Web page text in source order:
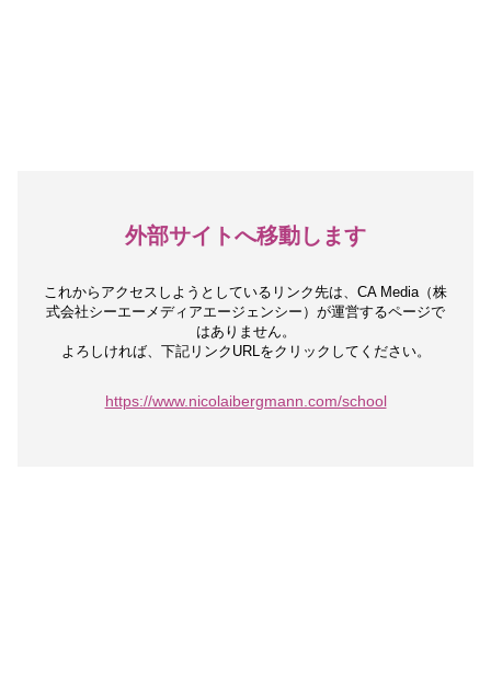
外部サイトへ移動します
これからアクセスしようとしているリンク先は、 CA Media（株
式会社シーエーメディアエージェンシー）が運営するページで
はありません。
よろしければ、下記リンクURLをクリックしてください。
https://www.nicolaibergmann.com/school